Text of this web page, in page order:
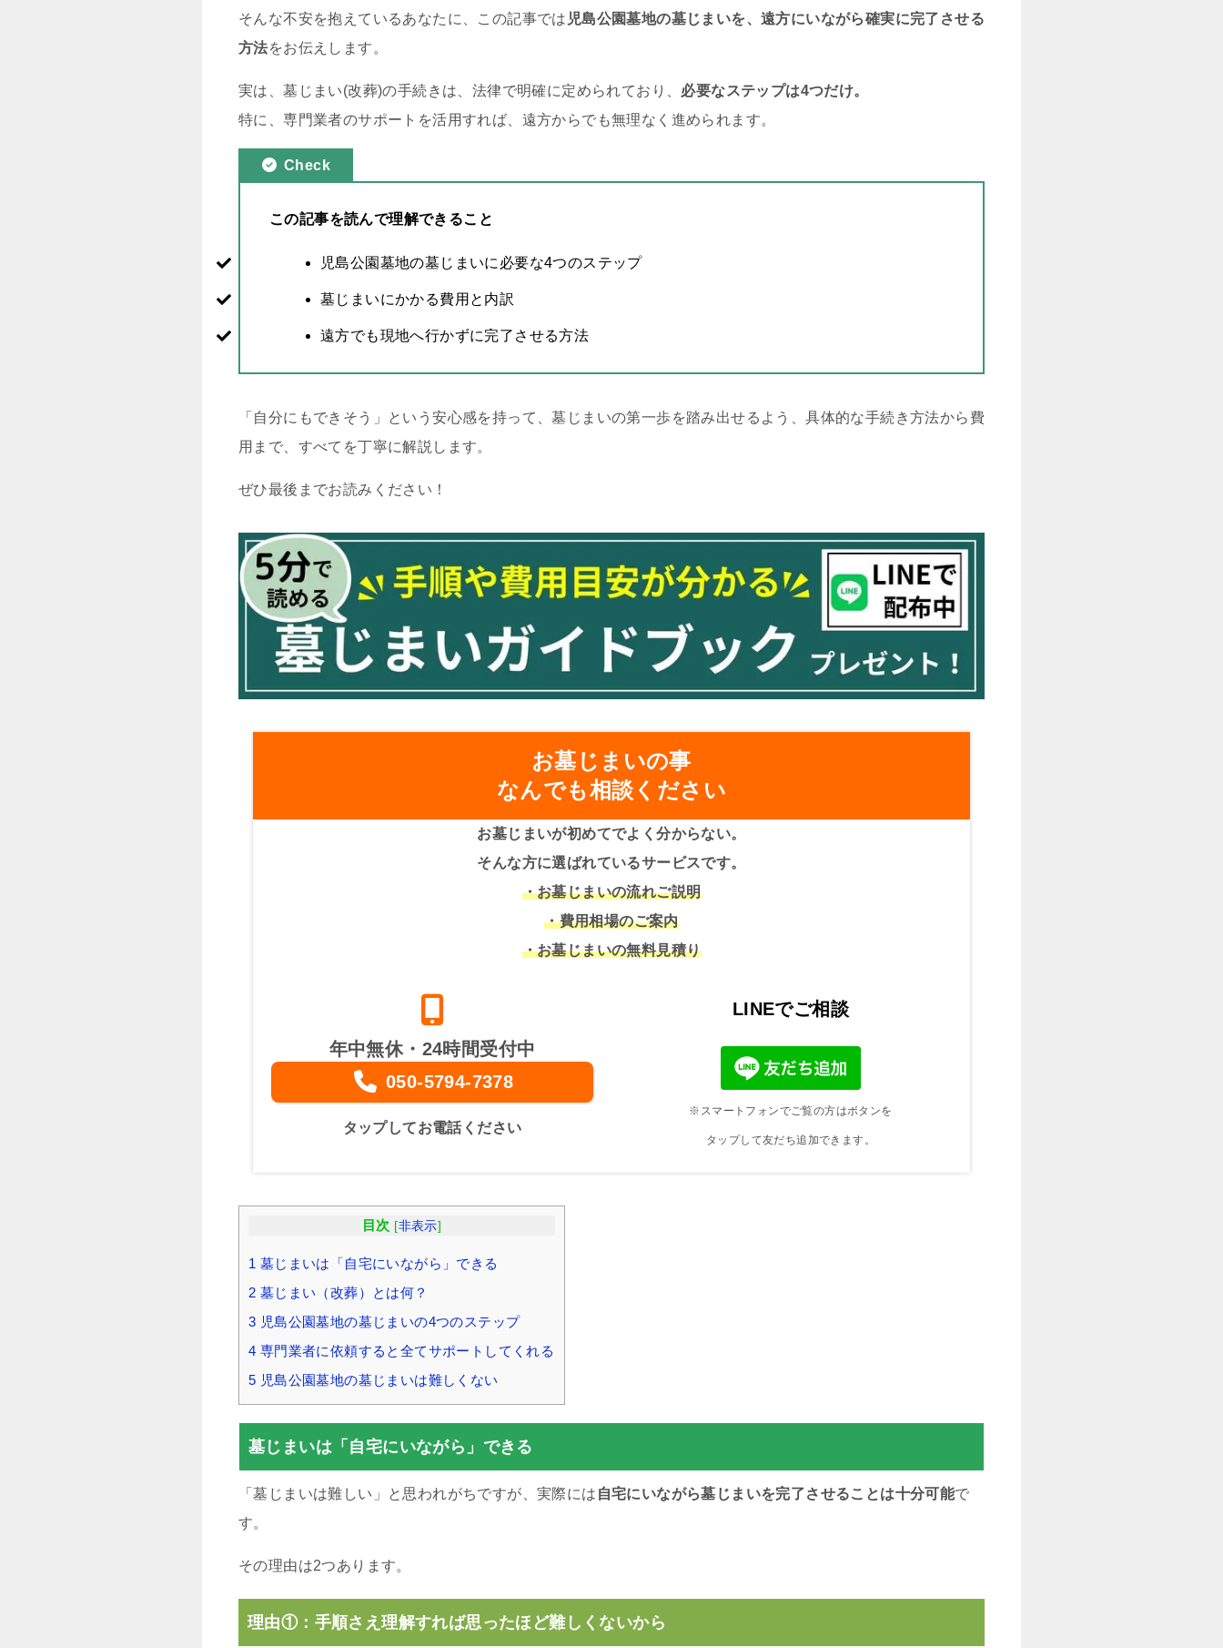
そんな不安を抱えているあなたに、この記事では 児島公園墓地の墓じまいを、遠方にいながら確実に完了させる
方法をお伝えします。
実は、墓じまい(改葬)の手続きは、法律で明確に定められており、 必要なステップは4つだけ。
特に、専門業者のサポートを活用すれば、遠方からでも無理なく進められます。
Check
この記事を読んで理解できること
児島公園墓地の墓じまいに必要な4つのステップ
墓じまいにかかる費用と内訳
遠方でも現地へ行かずに完了させる方法
「自分にもできそう」という安心感を持って、墓じまいの第一歩を踏み出せるよう、具体的な手続き方法から費
用まで、すべてを丁寧に解説します。
ぜひ最後までお読みください！
お墓じまいの事
なんでも相談ください
お墓じまいが初めてでよく分からない。
そんな方に選ばれているサービスです。
・お墓じまいの流れご説明
・費用相場のご案内
・お墓じまいの無料見積り
年中無休・24時間受付中
050-5794-7378
タップしてお電話ください
LINEでご相談
※スマートフォンでご覧の方はボタンを
タップして友だち追加できます。
目次 [非表示]
1 墓じまいは「自宅にいながら」できる
2 墓じまい（改葬）とは何？
3 児島公園墓地の墓じまいの4つのステップ
4 専門業者に依頼すると全てサポートしてくれる
5 児島公園墓地の墓じまいは難しくない
墓じまいは「自宅にいながら」できる
「墓じまいは難しい」と思われがちですが、実際には 自宅にいながら墓じまいを完了させることは十分可能で
す。
その理由は2つあります。
理由①：手順さえ理解すれば思ったほど難しくないから